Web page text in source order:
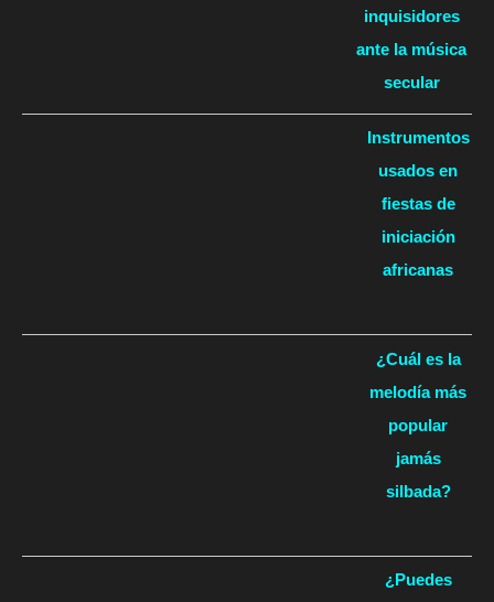
inquisidores
ante la música
secular
Instrumentos
usados en
fiestas de
iniciación
africanas
¿Cuál es la
melodía más
popular
jamás
silbada?
¿Puedes